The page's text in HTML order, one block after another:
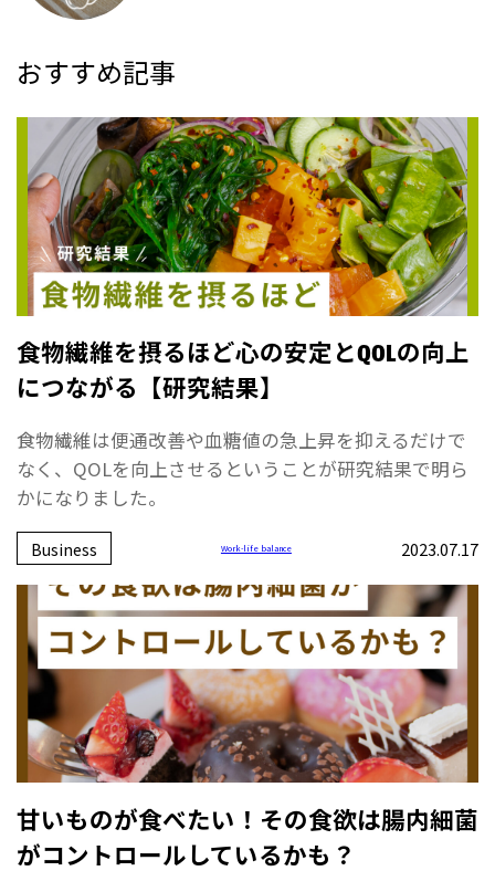
おすすめ記事
食物繊維を摂るほど心の安定とQOLの向上
につながる【研究結果】
食物繊維は便通改善や血糖値の急上昇を抑えるだけで
なく、QOLを向上させるということが研究結果で明ら
かになりました。
Business Work-life balance 2023.07.17
甘いものが食べたい！その食欲は腸内細菌
がコントロールしているかも？